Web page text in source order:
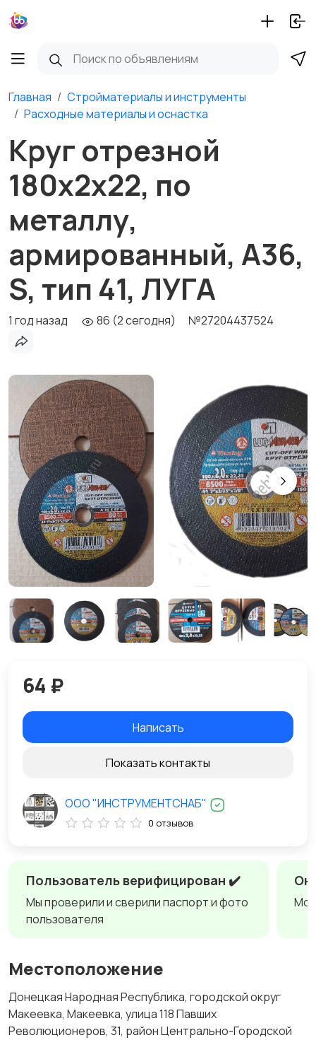
Главная
Стройматериалы и инструменты
Расходные материалы и оснастка
Круг отрезной
180х2х22, по
металлу,
армированный, А36,
S, тип 41, ЛУГА
1 год назад 86 (2 сегодня) №27204437524
Пользователь верифицирован ✔️
Мы проверили и сверили паспорт и фото
пользователя
Местоположение
Донецкая Народная Республика, городской округ
Макеевка, Макеевка, улица 118 Павших
Революционеров, 31, район Центрально-Городской
64 ₽
Написать
Показать контакты
ООО "ИНСТРУМЕНТСНАБ"
0 отзывов